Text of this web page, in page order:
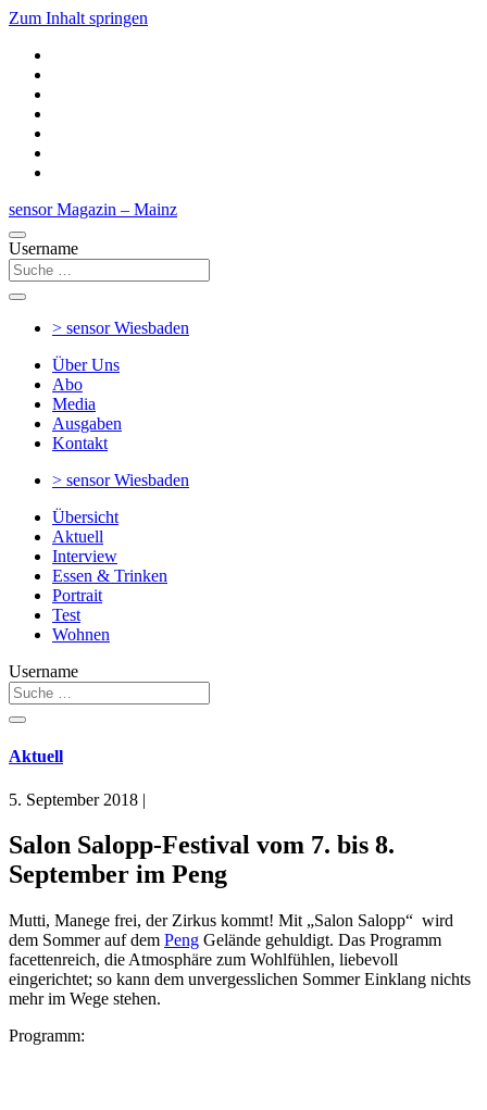
Zum Inhalt springen
sensor Magazin – Mainz
Username
> sensorWiesbaden
Über Uns
Abo
Media
Ausgaben
Kontakt
> sensorWiesbaden
Übersicht
Aktuell
Interview
Essen & Trinken
Portrait
Test
Wohnen
Username
Aktuell
5. September 2018 |
Salon Salopp-Festival vom 7. bis 8.
September im Peng
Mutti, Manege frei, der Zirkus kommt! Mit „Salon Salopp“ wird
dem Sommer auf dem Peng Gelände gehuldigt. Das Programm
facettenreich, die Atmosphäre zum Wohlfühlen, liebevoll
eingerichtet; so kann dem unvergesslichen Sommer Einklang nichts
mehr im Wege stehen.
Programm: